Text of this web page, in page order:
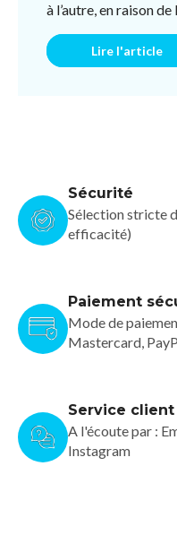
à l’autre, en raison
Lire l'article
Sécurité
Sélection stricte
efficacité)
Paiement
Mode de
Mastercard,
Service client
A l'écoute par :
Instagram